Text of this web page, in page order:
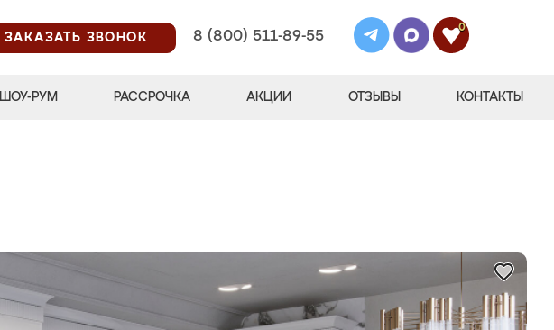
ЗАКАЗАТЬ ЗВОНОК
8 (800) 511-89-55
0
ШОУ-РУМ РАССРОЧКА АКЦИИ ОТЗЫВЫ КОНТАКТЫ